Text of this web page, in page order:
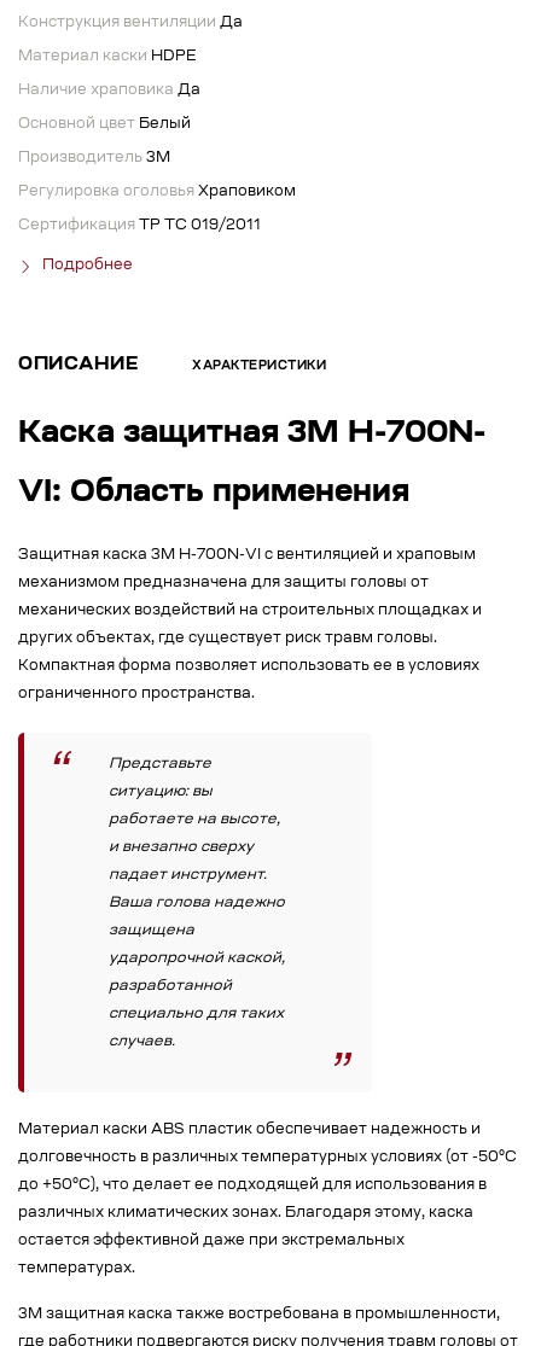
Конструкция вентиляции Да
Материал каски HDPE
Наличие храповика Да
Основной цвет Белый
Производитель 3М
Регулировка оголовья Храповиком
Сертификация ТР ТС 019/2011
Подробнее
ОПИСАНИЕ ХАРАКТЕРИСТИКИ
Каска защитная 3M H-700N-
VI: Область применения
Защитная каска 3M H-700N-VI с вентиляцией и храповым
механизмом предназначена для защиты головы от
механических воздействий на строительных площадках и
других объектах, где существует риск травм головы.
Компактная форма позволяет использовать ее в условиях
ограниченного пространства.
Представьте
ситуацию: вы
работаете на высоте,
и внезапно сверху
падает инструмент.
Ваша голова надежно
защищена
ударопрочной каской,
разработанной
специально для таких
случаев.
Материал каски ABS пластик обеспечивает надежность и
долговечность в различных температурных условиях (от -50°C
до +50°C), что делает ее подходящей для использования в
различных климатических зонах. Благодаря этому, каска
остается эффективной даже при экстремальных
температурах.
3M защитная каска также востребована в промышленности,
где работники подвергаются риску получения травм головы от